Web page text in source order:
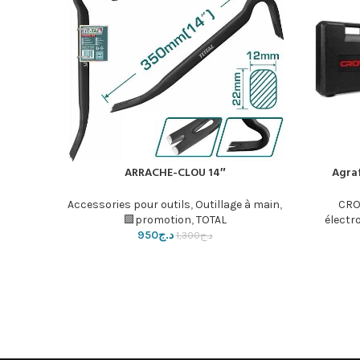
إضافة إلى السلةARRACHE-CLOU 14″
Accessories pour outils,Outillage à main,
promotion,TOTAL🟩
د.ج1,300 د.ج950